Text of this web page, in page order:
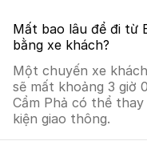
Mất bao lâu để đi từ
bằng xe khách?
Một chuyến xe
sẽ mất khoảng 3 giờ
Cẩm Phả có thể
kiện giao thông.